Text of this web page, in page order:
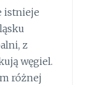
istnieje
z
węgiel.
różnej